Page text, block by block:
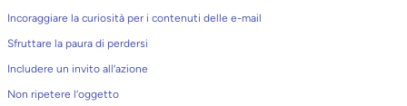
Incoraggiare la curiosità per i contenuti delle e-mail
Sfruttare la paura di perdersi
Includere un invito all’azione
Non ripetere l’oggetto